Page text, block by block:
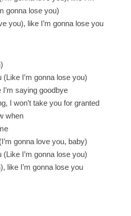
gonna lose you)
you), like I’m gonna lose you
(Like I’m gonna lose you)
I’m saying goodbye
I won’t take you for granted
when
gonna love you, baby)
(Like I’m gonna lose you)
like I’m gonna lose you